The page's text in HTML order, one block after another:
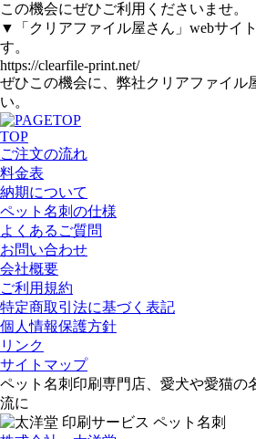
この機会にぜひご利用くださいませ。
▼「クリアファイル屋さん」webサイ
す。
https://clearfile-print.net/
ぜひこの機会に、弊社クリアファイル
い。
TOP
ご注文の流れ
料金表
納期について
ペット名刺の仕様
よくあるご質問
お問い合わせ
会社概要
ご利用規約
特定商取引法に基づく表記
個人情報保護方針
リンク
サイトマップ
ペット名刺印刷専門店、愛犬や愛猫の
流に